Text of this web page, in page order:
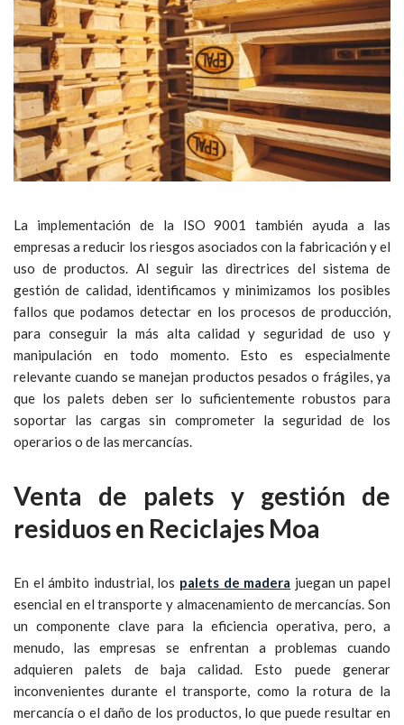
La implementación de la ISO 9001 también ayuda a las
empresas a reducir los riesgos asociados con la fabricación y el
uso de productos. Al seguir las directrices del sistema de
gestión de calidad, identificamos y minimizamos los posibles
fallos que podamos detectar en los procesos de producción,
para conseguir la más alta calidad y seguridad de uso y
manipulación en todo momento. Esto es especialmente
relevante cuando se manejan productos pesados o frágiles, ya
que los palets deben ser lo suficientemente robustos para
soportar las cargas sin comprometer la seguridad de los
operarios o de las mercancías.
Venta de palets y gestión de
residuos en Reciclajes Moa
En el ámbito industrial, los palets de madera juegan un papel
esencial en el transporte y almacenamiento de mercancías. Son
un componente clave para la eficiencia operativa, pero, a
menudo, las empresas se enfrentan a problemas cuando
adquieren palets de baja calidad. Esto puede generar
inconvenientes durante el transporte, como la rotura de la
mercancía o el daño de los productos, lo que puede resultar en